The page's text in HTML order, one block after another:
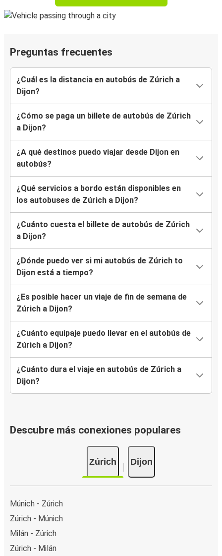
Preguntas frecuentes
¿Cuál es la distancia en autobús de Zúrich a
Dijon?
¿Cómo se paga un billete de autobús de Zúrich
a Dijon?
¿A qué destinos puedo viajar desde Dijon en
autobús?
¿Qué servicios a bordo están disponibles en
los autobuses de Zúrich a Dijon?
¿Cuánto cuesta el billete de autobús de Zúrich
a Dijon?
¿Dónde puedo ver si mi autobús de Zúrich to
Dijon está a tiempo?
¿Es posible hacer un viaje de fin de semana de
Zúrich a Dijon?
¿Cuánto equipaje puedo llevar en el autobús de
Zúrich a Dijon?
¿Cuánto dura el viaje en autobús de Zúrich a
Dijon?
Descubre más conexiones populares
Zúrich Dijon
Múnich - Zúrich
Zúrich - Múnich
Milán - Zúrich
Zúrich - Milán